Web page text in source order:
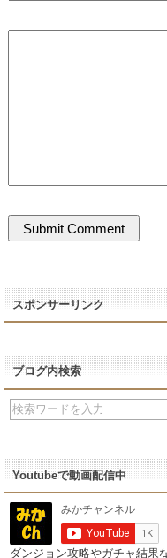
スポンサーリンク
ブログ内検索
Youtubeで動画配信中
ダンジョン攻略やガチャ結果